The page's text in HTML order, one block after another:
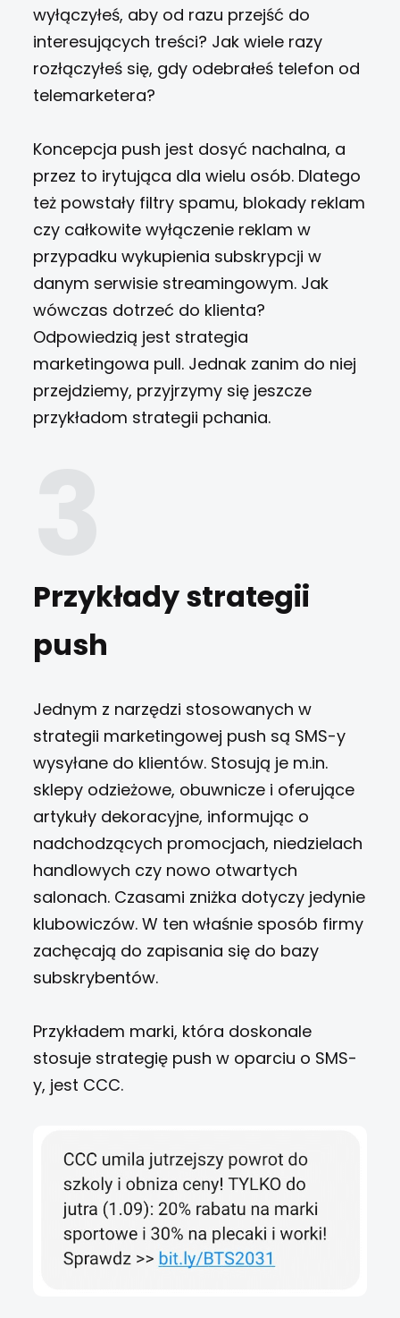
wyłączyłeś, aby od razu przejść do
interesujących treści? Jak wiele razy
rozłączyłeś się, gdy odebrałeś telefon od
telemarketera?
Koncepcja push jest dosyć nachalna, a
przez to irytująca dla wielu osób. Dlatego
też powstały filtry spamu, blokady reklam
czy całkowite wyłączenie reklam w
przypadku wykupienia subskrypcji w
danym serwisie streamingowym. Jak
wówczas dotrzeć do klienta?
Odpowiedzią jest strategia
marketingowa pull. Jednak zanim do niej
przejdziemy, przyjrzymy się jeszcze
przykładom strategii pchania.
Przykłady strategii
push
Jednym z narzędzi stosowanych w
strategii marketingowej push są SMS-y
wysyłane do klientów. Stosują je m.in.
sklepy odzieżowe, obuwnicze i oferujące
artykuły dekoracyjne, informując o
nadchodzących promocjach, niedzielach
handlowych czy nowo otwartych
salonach. Czasami zniżka dotyczy jedynie
klubowiczów. W ten właśnie sposób firmy
zachęcają do zapisania się do bazy
subskrybentów.
Przykładem marki, która doskonale
stosuje strategię push w oparciu o SMS-
y, jest CCC.